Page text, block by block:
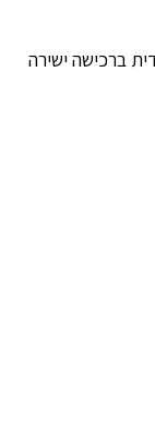
בלעדית ברכישה ישירה